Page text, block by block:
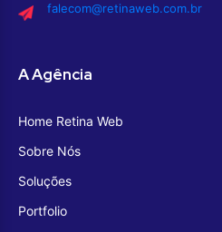
falecom@retinaweb.com.br
A Agência
Home Retina Web
Sobre Nós
Soluções
Portfolio